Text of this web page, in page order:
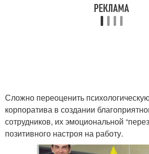
Сложно переоценить
корпоратива в создании
сотрудников, их эмоциональной
позитивного настроя на работу.